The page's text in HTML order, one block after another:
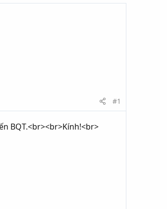
#1
BQT.<br><br>Kính!<br>